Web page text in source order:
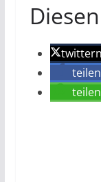
twittern
teilen
teilen